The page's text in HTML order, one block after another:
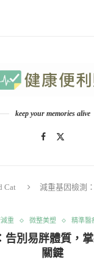
keep your memories alive
Cat
減重基因檢測
重 微整美塑 精準醫
告別易胖體質，
關鍵